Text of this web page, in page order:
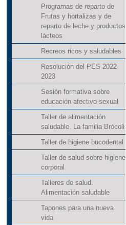
Programas de reparto de
Frutas y hortalizas y de
reparto de leche y productos
lácteos
Recreos ricos y saludables
Resolución del PES 2022-
2023
Sesión formativa sobre
educación afectivo-sexual
Taller de alimentación
saludable. La familia Brócoli
Taller de higiene bucodental
Taller de salud sobre higiene
corporal
Talleres de salud.
Alimentación saludable
Tapones para una nueva
vida